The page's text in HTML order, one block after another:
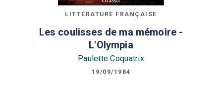
LITTÉRATURE FRANÇAISE
Les coulisses de ma mémoire -
L'Olympia
Paulette Coquatrix
19/09/1984